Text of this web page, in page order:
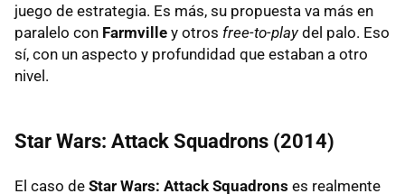
juego de estrategia. Es más, su propuesta va más en
paralelo con Farmville y otros free-to-playdel palo. Eso
sí, con un aspecto y profundidad que estaban a otro
nivel.
Star Wars: Attack Squadrons (2014)
El caso de Star Wars: Attack Squadrons es realmente